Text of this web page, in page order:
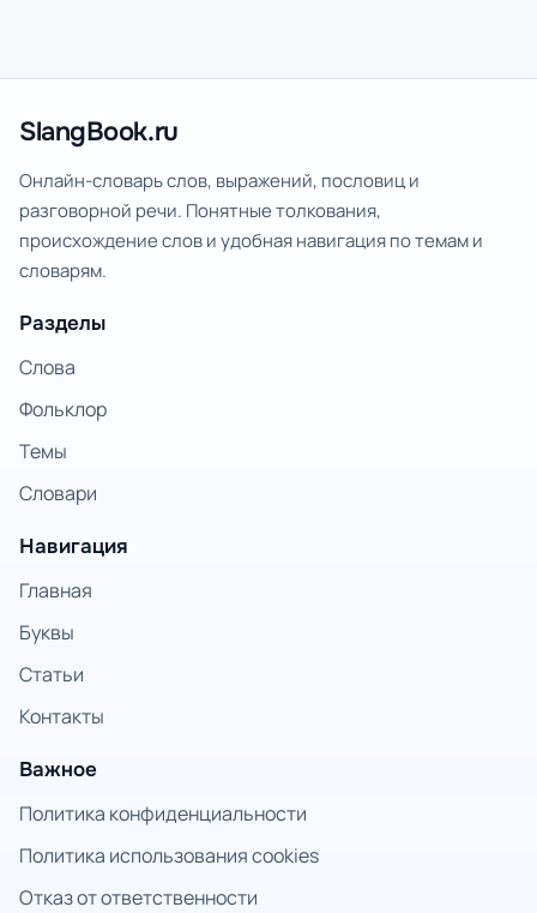
SlangBook.ru
Онлайн-словарь слов, выражений, пословиц и
разговорной речи. Понятные толкования,
происхождение слов и удобная навигация по темам и
словарям.
Разделы
Слова
Фольклор
Темы
Словари
Навигация
Главная
Буквы
Статьи
Контакты
Важное
Политика конфиденциальности
Политика использования cookies
Отказ от ответственности